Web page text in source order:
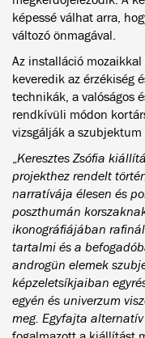
képessé válhat arra,
változó önmagával.
Az installáció
keveredik az érzékiség
technikák, a valóságos
rendkívüli módon
vizsgálják a
„Keresztes Zsófia
projekthez rendelt
narratívája élesen és
poszthumán
ikonográfiájában
tartalmi és a
androgün elemek
képzeletsíkjaiban
egyén és univerzum
meg. Egyfajta